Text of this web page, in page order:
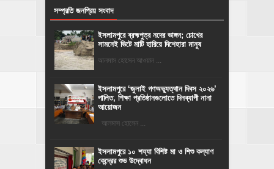
সম্প্রতি জনপ্রিয় সংবাদ
ইসলামপুরে ব্রহ্মপুত্র নদের ভাঙ্গন; চোখের
সামনেই ভিটে মাটি হারিয়ে দিশেহারা মানুষ
আলমাস হোসেন আওয়াল ...
‎ইসলামপুরে ‘জুলাই গণঅভ্যুত্থান দিবস ২০২৬’
পালিত, শিক্ষা প্রতিষ্ঠানগুলোতে দিনব্যাপী নানা
আয়োজন
‎​আলমাস হোসেন ...
ইসলামপুরে ১০ শয্যা বিশিষ্ট মা ও শিশু কল্যাণ
কেন্দ্রের শুভ উদ্বোধন